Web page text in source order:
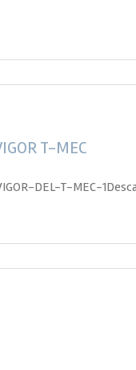
T-MEC
DEL-T-MEC-